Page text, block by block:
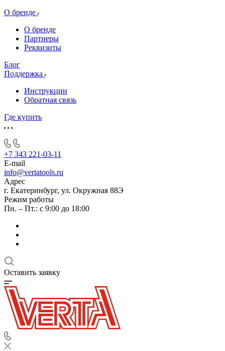
О бренде
О бренде
Партнеры
Реквизиты
Блог
Поддержка
Инструкции
Обратная связь
Где купить
+7 343 221-03-11
E-mail
info@vertatools.ru
Адрес
г. Екатеринбург, ул. Окружная 88Э
Режим работы
Пн. – Пт.: с 9:00 до 18:00
Оставить заявку